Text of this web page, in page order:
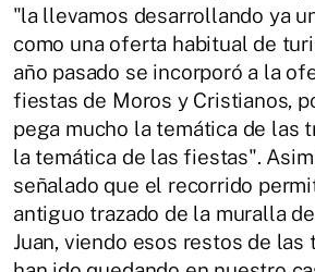
"la llevamos desarrollando ya
como una oferta habitual de
año pasado se incorporó a la
fiestas de Moros y Cristianos,
pega mucho la temática de las
la temática de las fiestas".
señalado que el recorrido
antiguo trazado de la muralla
Juan, viendo esos restos de las